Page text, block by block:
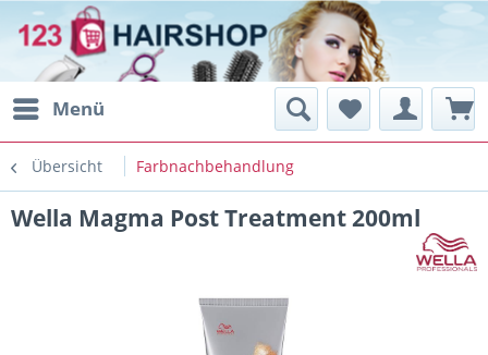
Menü
Übersicht Farbnachbehandlung
Wella Magma Post Treatment 200ml